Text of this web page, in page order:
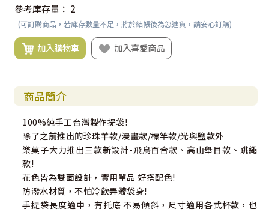
參考庫存量： 2
(可訂購商品，若庫存數量不足，將於結帳後為您進貨，請安心訂購)
加入購物車 加入喜愛商品
商品簡介
100%純手工台灣製作提袋!
除了之前推出的珍珠羊款/漫畫款/標竿款/光與鹽款外
樂菓子大力推出三款新設計-飛鳥百合款、高山舉目款、跳繩
款!
花色皆為雙面設計，實用單品 好搭配色!
防潑水材質，不怕冷飲弄髒袋身!
手提袋長度適中，有托底 不易傾斜，尺寸適用各式杯款，也